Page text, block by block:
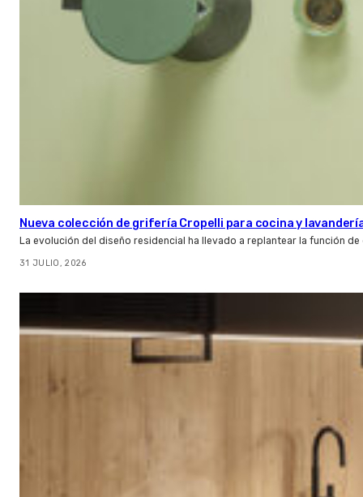
Nueva colección de grifería Cropelli para cocina y
La evolución del diseño residencial ha llevado a replantear la función
31 JULIO, 2026